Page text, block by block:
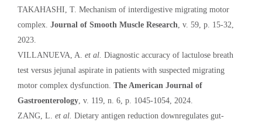
TAKAHASHI, T. Mechanism of interdigestive migrating motor
complex. Journal of Smooth Muscle Research, v. 59, p. 15-32,
2023.
VILLANUEVA, A. et al. Diagnostic accuracy of lactulose breath
test versus jejunal aspirate in patients with suspected migrating
motor complex dysfunction. The American Journal of
Gastroenterology, v. 119, n. 6, p. 1045-1054, 2024.
ZANG, L. et al. Dietary antigen reduction downregulates gut-